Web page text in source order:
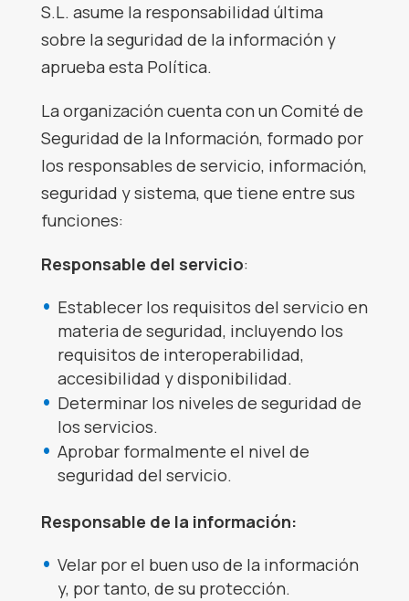
S.L. asume la responsabilidad última
sobre la seguridad de la información y
aprueba esta Política.
La organización cuenta con un Comité de
Seguridad de la Información, formado por
los responsables de servicio, información,
seguridad y sistema, que tiene entre sus
funciones:
Responsable del servicio:
Establecer los requisitos del servicio en
materia de seguridad, incluyendo los
requisitos de interoperabilidad,
accesibilidad y disponibilidad.
Determinar los niveles de seguridad de
los servicios.
Aprobar formalmente el nivel de
seguridad del servicio.
Responsable de la información:
Velar por el buen uso de la información
y, por tanto, de su protección.